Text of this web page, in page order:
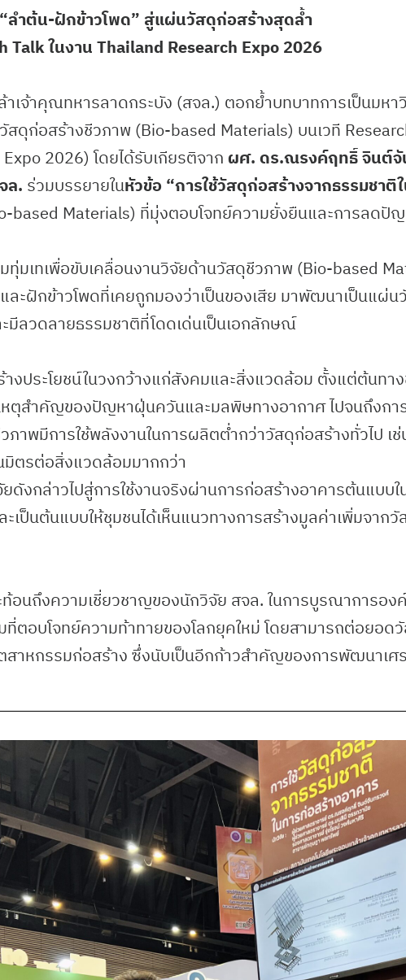
“ลำต้น-ฝักข้าวโพด” สู่แผ่นวัสดุก่อสร้างสุดล้ำ
Talk ในงาน Thailand Research Expo 2026
าเจ้าคุณทหารลาดกระบัง (สจล.) ตอกย้ำบทบาทการเป็นม
ดุก่อสร้างชีวภาพ (Bio-based Materials) บนเวที
2026) โดยได้รับเกียรติจากผศ. ดร.ณรงค์ฤทธิ์ จินต์จั
ล. ร่วมบรรยายในหัวข้อ “การใช้วัสดุก่อสร้างจากธรรมชาติ
Materials) ที่มุ่งตอบโจทย์ความยั่งยืนและการลดปั
ทุ่มเทเพื่อขับเคลื่อนงานวิจัยด้านวัสดุชีวภาพ (Bio-based
ละฝักข้าวโพดที่เคยถูกมองว่าเป็นของเสีย มาพัฒนาเป็นแ
มีลวดลายธรรมชาติที่โดดเด่นเป็นเอกลักษณ์
ประโยชน์ในวงกว้างแก่สังคมและสิ่งแวดล้อม ตั้งแต่ต้นทา
หตุสำคัญของปัญหาฝุ่นควันและมลพิษทางอากาศ ไปจนถึงก
ภาพมีการใช้พลังงานในการผลิตต่ำกว่าวัสดุก่อสร้างทั่วไป เ
ตรต่อสิ่งแวดล้อมมากกว่า
ดังกล่าวไปสู่การใช้งานจริงผ่านการก่อสร้างอาคารต้นแบบ
เป็นต้นแบบให้ชุมชนได้เห็นแนวทางการสร้างมูลค่าเพิ่มจาก
ท้อนถึงความเชี่ยวชาญของนักวิจัย สจล. ในการบูรณาการอ
ตอบโจทย์ความท้าทายของโลกยุคใหม่ โดยสามารถต่อยอดวั
หกรรมก่อสร้าง ซึ่งนับเป็นอีกก้าวสำคัญของการพัฒนาเศ